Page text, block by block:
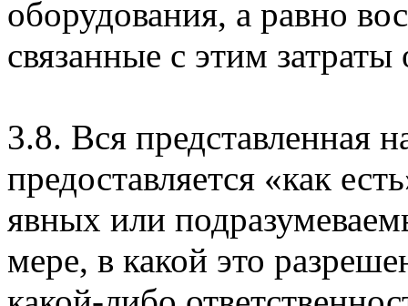
оборудования, а равно
связанные с этим
3.8. Вся представленная
предоставляется «как
явных или
мере, в какой это